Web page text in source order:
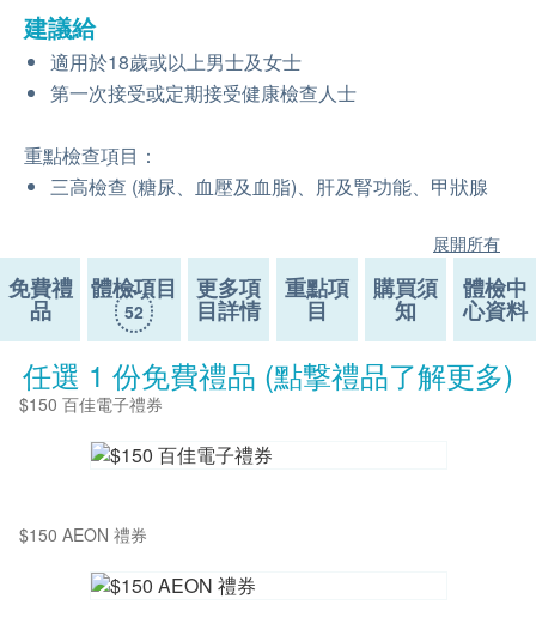
建議給
適用於18歲或以上男士及女士
第一次接受或定期接受健康檢查人士
重點檢查項目：
三高檢查 (糖尿、血壓及血脂)、肝及腎功能、甲狀腺
展開所有
免費禮
品
體檢項目
52
更多項
目詳情
重點項
目
購買須
知
體檢中
心資料
任選 1 份免費禮品 (點撃禮品了解更多)
$150 百佳電子禮券
$150 AEON 禮券